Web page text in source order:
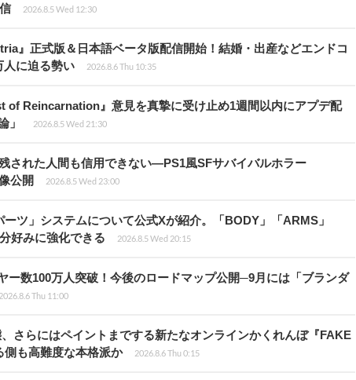
2026.8.5 Wed 12:30
』正式版＆日本語ベータ版配信開始！結婚・出産などエンドコ
に迫る勢い
2026.8.6 Thu 10:35
of Reincarnation』意見を真摯に受け止め1週間以内にアプデ配
」
2026.8.5 Wed 21:30
された人間も信用できない―PS1風SFサバイバルホラー
公開
2026.8.5 Wed 23:00
ーツ」システムについて公式Xが紹介。「BODY」「ARMS」
好みに強化できる
2026.8.5 Wed 20:15
ー数100万人突破！今後のロードマップ公開─9月には「ブランダ
2026.8.6 Thu 11:00
さらにはペイントまでする新たなオンラインかくれんぼ『FAKE
側も高難度な本格派か
2026.8.6 Thu 0:15